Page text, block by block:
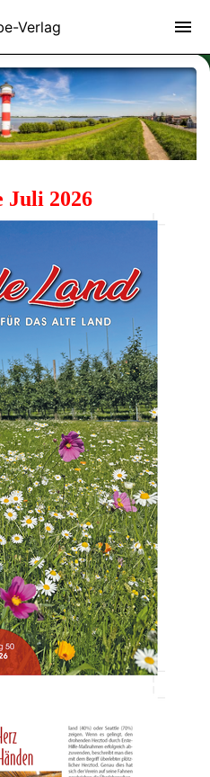
Juli 2026
Verlag